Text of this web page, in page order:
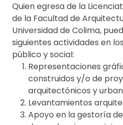
Quien egresa de la
de la Facultad de
Universidad de Colima,
siguientes actividades en
público y social:
Representaciones
construidos y/o de
arquitectónicos y
Levantamientos
Apoyo en la gestoría